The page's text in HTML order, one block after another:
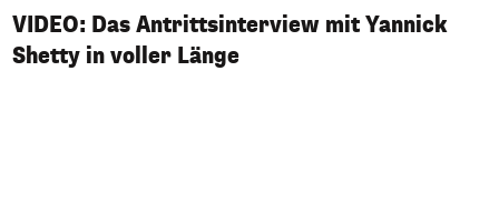
VIDEO: Das Antrittsinterview mit Yannick
Shetty in voller Länge